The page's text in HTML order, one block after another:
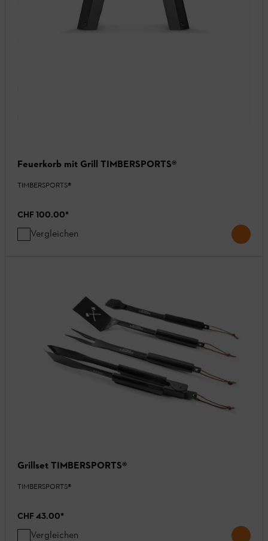
Feuerkorb mit Grill TIMBERSPORTS®
TIMBERSPORTS®
CHF 100.00*
Vergleichen
Grillset TIMBERSPORTS®
TIMBERSPORTS®
CHF 43.00*
Vergleichen